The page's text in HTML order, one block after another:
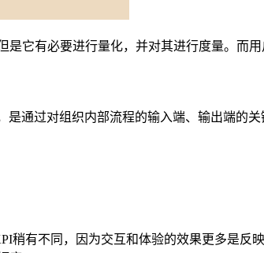
它有必要进行量化，并对其进行度量。而
是通过对组织内部流程的输入端、输出端
稍有不同，因为交互和体验的效果更多是